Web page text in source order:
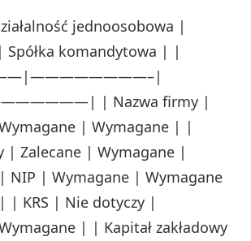
jednoosobowa |
Spółka komandytowa | |
| Nazwa firmy |
| Wymagane | |
| Zalecane | Wymagane |
NIP | Wymagane | Wymagane
| KRS | Nie dotyczy |
| | Kapitał zakładowy